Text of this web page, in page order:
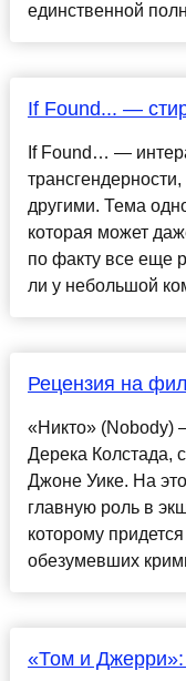
единственной
If Found... —
If Found… —
другими. Тема
которая может
по факту все еще
ли у небольшой
Рецензия на
«Никто» (Nobody)
Дерека Колстада,
Джоне Уике. На
главную роль в
которому
обезумевших
«Том и